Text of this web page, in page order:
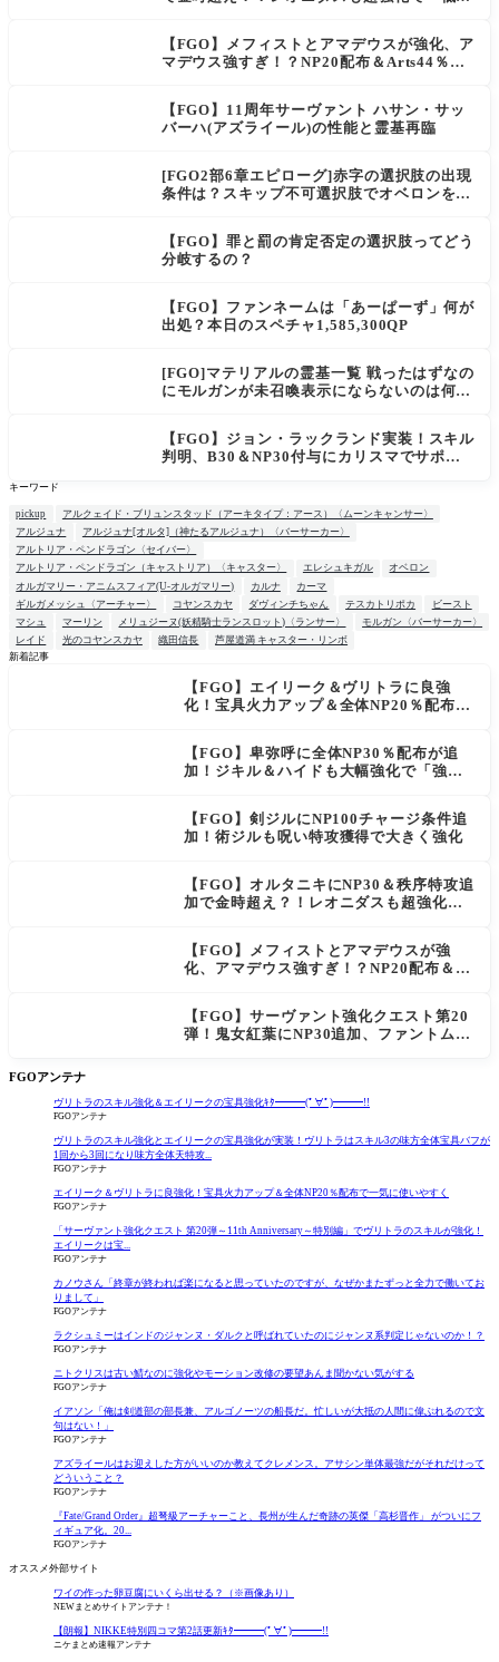
【FGO】メフィストとアマデウスが強化、ア
マデウス強すぎ！？NP20配布＆Arts44％強
【FGO】11周年サーヴァント ハサン・サッ
バーハ(アズライール)の性能と霊基再臨
[FGO2部6章エピローグ]赤字の選択肢の出現
条件は？スキップ不可選択肢でオベロンを疑
【FGO】罪と罰の肯定否定の選択肢ってどう
分岐するの？
【FGO】ファンネームは「あーぱーず」何が
出処？本日のスペチャ1,585,300QP
[FGO]マテリアルの霊基一覧 戦ったはずなの
にモルガンが未召喚表示にならないのは何
【FGO】ジョン・ラックランド実装！スキル
判明、B30＆NP30付与にカリスマでサポ性
キーワード
pickup
アルクェイド・ブリュンスタッド（アーキタイプ：アース）〈ムーンキャンサー〉
アルジュナ
アルジュナ[オルタ]（神たるアルジュナ）〈バーサーカー〉
アルトリア・ペンドラゴン〈セイバー〉
アルトリア・ペンドラゴン（キャストリア）〈キャスター〉
エレシュキガル
オベロン
オルガマリー・アニムスフィア(U-オルガマリー)
カルナ
カーマ
ギルガメッシュ〈アーチャー〉
コヤンスカヤ ダヴィンチちゃん テスカトリポカ
ビースト
マシュ
マーリン メリュジーヌ(妖精騎士ランスロット)〈ランサー〉
モルガン〈バーサーカー〉
レイド
光のコヤンスカヤ 織田信長
芦屋道満 キャスター・リンボ
新着記事
【FGO】エイリーク＆ヴリトラに良強
化！宝具火力アップ＆全体NP20％配布で
【FGO】卑弥呼に全体NP30％配布が追
加！ジキル＆ハイドも大幅強化で「強す
【FGO】剣ジルにNP100チャージ条件追
加！術ジルも呪い特攻獲得で大きく強化
【FGO】オルタニキにNP30＆秩序特攻追
加で金時超え？！レオニダスも超強化で
【FGO】メフィストとアマデウスが強
化、アマデウス強すぎ！？NP20配布＆Ar
【FGO】サーヴァント強化クエスト第20
弾！鬼女紅葉にNP30追加、ファントムも
FGOアンテナ
ヴリトラのスキル強化＆エイリークの宝具強化ｷﾀ━━━(ﾟ∀ﾟ)━━━!!
FGOアンテナ
ヴリトラのスキル強化とエイリークの宝具強化が実装！ヴリトラはスキル3の味方全体宝具バフが
1回から3回になり味方全体天特攻...
FGOアンテナ
エイリーク＆ヴリトラに良強化！宝具火力アップ＆全体NP20％配布で一気に使いやすく
FGOアンテナ
「サーヴァント強化クエスト 第20弾～11th Anniversary～特別編」でヴリトラのスキルが強化！
エイリークは宝...
FGOアンテナ
カノウさん「終章が終われば楽になると思っていたのですが、なぜかまたずっと全力で働いてお
りまして」
FGOアンテナ
ラクシュミーはインドのジャンヌ・ダルクと呼ばれていたのにジャンヌ系判定じゃないのか！？
FGOアンテナ
ニトクリスは古い鯖なのに強化やモーション改修の要望あんま聞かない気がする
FGOアンテナ
イアソン「俺は剣道部の部長兼、アルゴノーツの船長だ。忙しいが大抵の人間に偉ぶれるので文
句はない！」
FGOアンテナ
アズライールはお迎えした方がいいのか教えてクレメンス。アサシン単体最強だがそれだけって
どういうこと？
FGOアンテナ
『Fate/Grand Order』超弩級アーチャーこと、長州が生んだ奇跡の英傑「高杉晋作」 がついにフ
ィギュア化。20...
FGOアンテナ
オススメ外部サイト
ワイの作った卵豆腐にいくら出せる？（※画像あり）
NEWまとめサイトアンテナ！
【朗報】NIKKE特別四コマ第2話更新ｷﾀ━━━(ﾟ∀ﾟ)━━━!!
ニケまとめ速報アンテナ